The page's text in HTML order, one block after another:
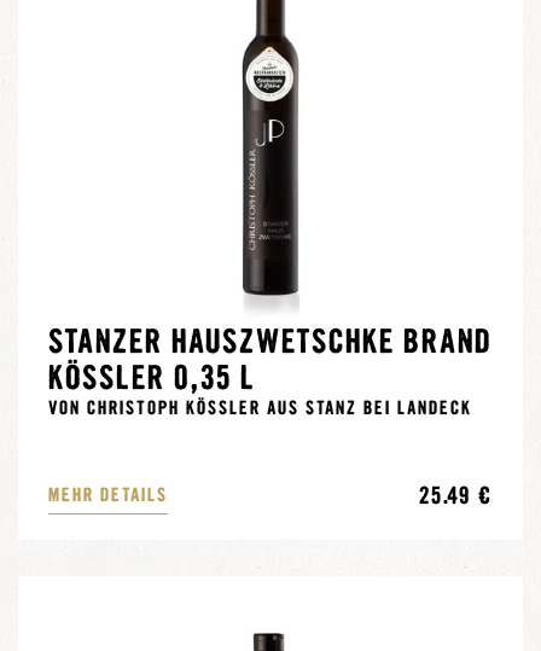
STANZER HAUSZWETSCHKE BRAND
KÖSSLER 0,35 L
VON CHRISTOPH KÖSSLER AUS STANZ BEI LANDECK
MEHR DETAILS 25.49 €